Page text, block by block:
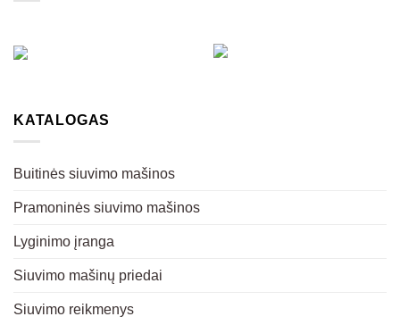
KATALOGAS
Buitinės siuvimo mašinos
Pramoninės siuvimo mašinos
Lyginimo įranga
Siuvimo mašinų priedai
Siuvimo reikmenys